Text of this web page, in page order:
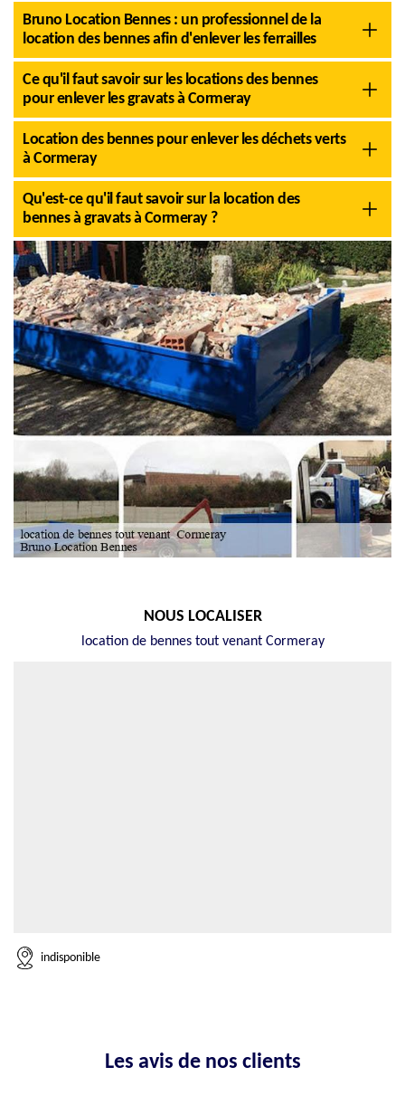
Bruno Location Bennes : un professionnel de la
location des bennes afin d'enlever les ferrailles
Ce qu'il faut savoir sur les locations des bennes
pour enlever les gravats à Cormeray
Location des bennes pour enlever les déchets verts
à Cormeray
Qu'est-ce qu'il faut savoir sur la location des
bennes à gravats à Cormeray ?
NOUS LOCALISER
location de bennes tout venant Cormeray
indisponible
Les avis de nos clients